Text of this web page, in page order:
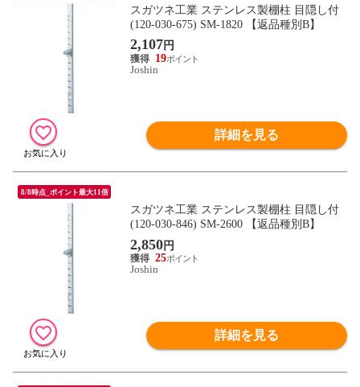
スガツネ工業 ステンレス製棚柱 目隠し付
(120-030-675) SM-1820 【返品種別B】
2,107 円
19
Joshin
詳細を見る
8/8時点_ポイント最大11倍
スガツネ工業 ステンレス製棚柱 目隠し付
(120-030-846) SM-2600 【返品種別B】
2,850円
25
Joshin
詳細を見る